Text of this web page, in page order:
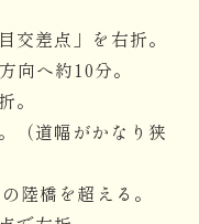
差点」を右折。
へ約10分。
（道幅がかなり狭
陸橋を超える。